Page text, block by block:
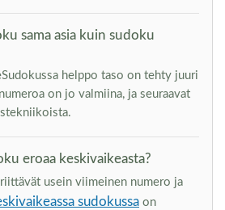
sama asia kuin sudoku
helppo taso on tehty juuri
on jo valmiina, ja seuraavat
eroaa keskivaikeasta?
usein viimeinen numero ja
sudokussa on